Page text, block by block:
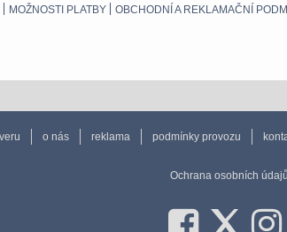
MOŽNOSTI PLATBY OBCHODNÍ A REKLAMAČNÍ
o nás reklama podmínky provozu
Ochrana osobních